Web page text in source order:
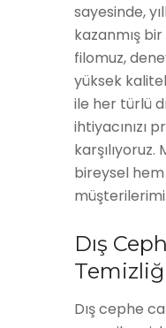
sayesinde,
kazanmış
filomuz,
yüksek
ile her türlü
ihtiyacınızı
bireysel
Dış
Temizliği
Dış cephe